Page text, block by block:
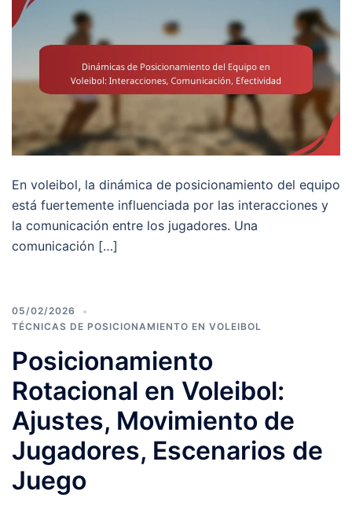
En voleibol, la dinámica de posicionamiento del equipo
está fuertemente influenciada por las interacciones y
la comunicación entre los jugadores. Una
comunicación […]
05/02/2026
TÉCNICAS DE POSICIONAMIENTO EN VOLEIBOL
Posicionamiento
Rotacional en Voleibol:
Ajustes, Movimiento de
Jugadores, Escenarios de
Juego